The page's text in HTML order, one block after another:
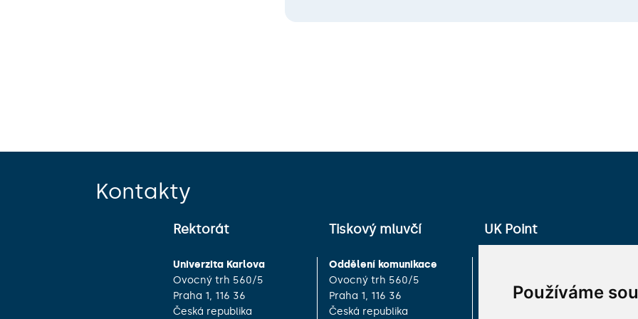
Používáme
Kontakty
Rektorát
Univerzita Karlova
Ovocný trh 560/5
Praha 1, 116 36
Česká republika
Tiskový mluvčí
Oddělení komunikace
Ovocný trh 560/5
Praha 1, 116 36
Česká republika
UK Point
Praha 1, 116 36